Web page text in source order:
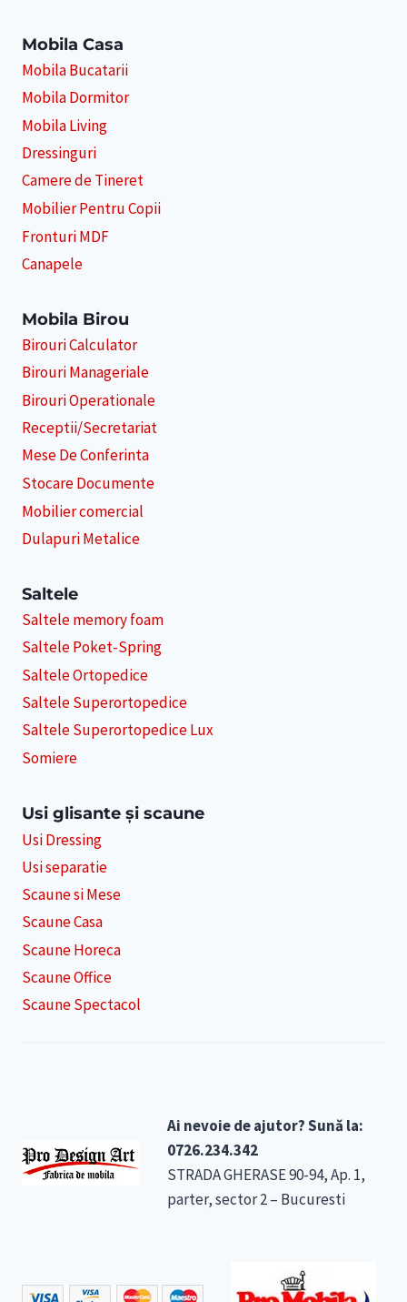
Mobila Casa
Mobila Bucatarii
Mobila Dormitor
Mobila Living
Dressinguri
Camere de Tineret
Mobilier Pentru Copii
Fronturi MDF
Canapele
Mobila Birou
Birouri Calculator
Birouri Manageriale
Birouri Operationale
Receptii/Secretariat
Mese De Conferinta
Stocare Documente
Mobilier comercial
Dulapuri Metalice
Saltele
Saltele memory foam
Saltele Poket-Spring
Saltele Ortopedice
Saltele Superortopedice
Saltele Superortopedice Lux
Somiere
Usi glisante și scaune
Usi Dressing
Usi separatie
Scaune si Mese
Scaune Casa
Scaune Horeca
Scaune Office
Scaune Spectacol
Ai nevoie de ajutor? Sună la:
0726.234.342
STRADA GHERASE 90-94, Ap. 1,
parter, sector 2 – Bucuresti